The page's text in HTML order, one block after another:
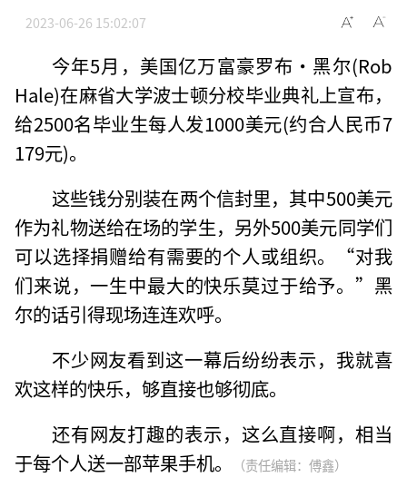
2023-06-26 15:02:07
今年5月，美国亿万富豪罗布·黑尔(Rob
Hale)在麻省大学波士顿分校毕业典礼上宣布，
给2500名毕业生每人发1000美元(约合人民币7
179元)。
这些钱分别装在两个信封里，其中500美元
作为礼物送给在场的学生，另外500美元同学们
可以选择捐赠给有需要的个人或组织。“对我
们来说，一生中最大的快乐莫过于给予。”黑
尔的话引得现场连连欢呼。
不少网友看到这一幕后纷纷表示，我就喜
欢这样的快乐，够直接也够彻底。
还有网友打趣的表示，这么直接啊，相当
于每个人送一部苹果手机。
（责任编辑：傅鑫）